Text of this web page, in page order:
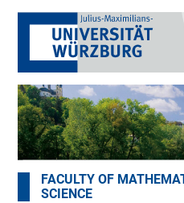
FACULTY OF
SCIENCE